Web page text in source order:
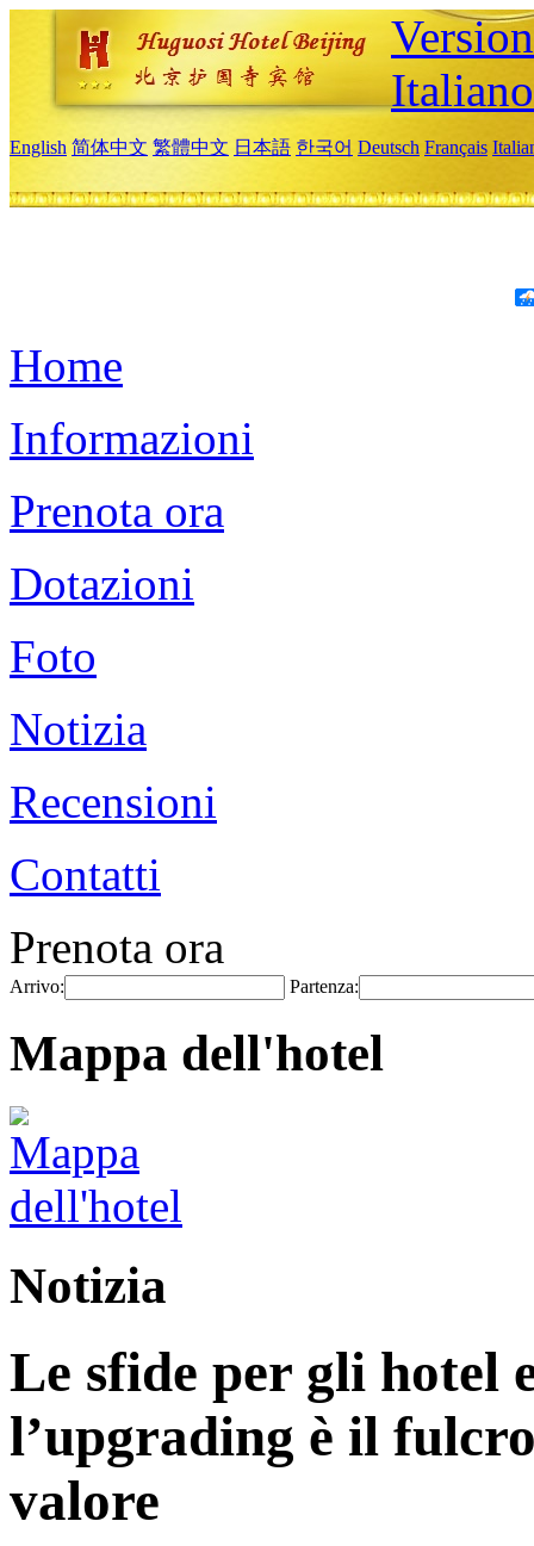
Italiano
English 简体中文 繁體中文 日本語 한국어 Deutsch Français
Home
Informazioni
Prenota ora
Dotazioni
Foto
Notizia
Recensioni
Contatti
Prenota ora
Arrivo: Partenza:
Mappa dell'hotel
Notizia
Le sfide per gli hotel
l’upgrading è il
valore